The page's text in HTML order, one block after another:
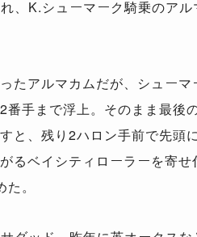
、K.シューマーク騎乗のアル
たアルマカムだが、シューマ
番手まで浮上。そのまま最後
と、残り2ハロン手前で先頭
るベイシティローラーを寄せ
。